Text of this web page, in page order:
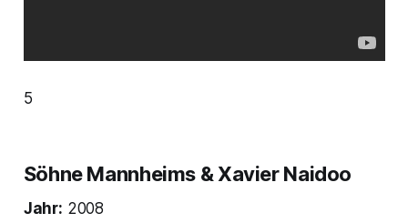
5
Söhne Mannheims & Xavier Naidoo
Jahr: 2008